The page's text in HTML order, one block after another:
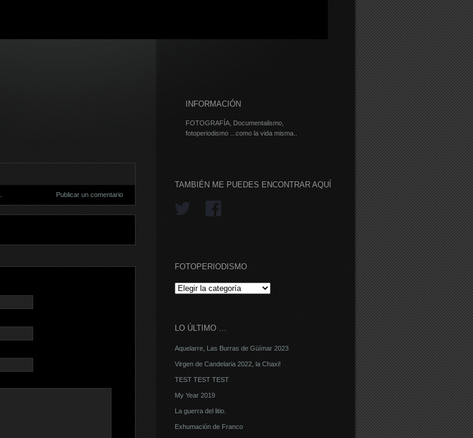
Publicar un comentario
INFORMACIÓN
FOTOGRAFÍA, Documentalismo,
fotoperiodismo ...como la vida misma..
TAMBIÉN ME PUEDES ENCONTRAR AQUÍ
FOTOPERIODISMO
FOTOPERIODISMO
LO ÚLTIMO …
Aquelarre, Las Burras de Güímar 2023
Virgen de Candelaria 2022, la Chaxi!
TEST TEST TEST
My Year 2019
La guerra del litio.
Exhumación de Franco